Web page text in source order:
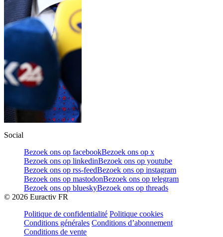
Social
Bezoek ons op facebookBezoek ons op x
Bezoek ons op linkedinBezoek ons op youtube
Bezoek ons op rss-feedBezoek ons op instagram
Bezoek ons op mastodonBezoek ons op telegram
Bezoek ons op blueskyBezoek ons op threads
© 2026 Euractiv FR
Politique de confidentialité Politique cookies
Conditions générales Conditions d’abonnement
Conditions de vente